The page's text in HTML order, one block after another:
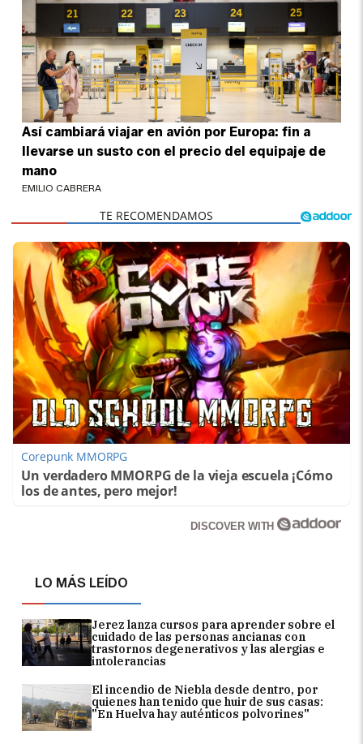
LO MÁS LEÍDO
Jerez lanza cursos para aprender sobre el
cuidado de las personas ancianas con
trastornos degenerativos y las alergias e
intolerancias
El incendio de Niebla desde dentro, por
quienes han tenido que huir de sus casas:
"En Huelva hay auténticos polvorines"
Así cambiará viajar en avión por Europa: fin a
llevarse un susto con el precio del equipaje de
mano
EMILIO CABRERA
Corepunk MMORPG
Un verdadero MMORPG de la vieja escuela ¡Cómo
los de antes, pero mejor!
DISCOVER WITH